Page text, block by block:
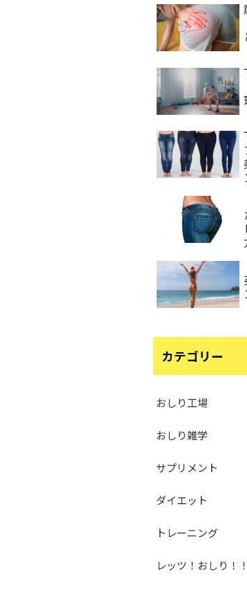
カテゴリー
おしり工場
おしり雑学
サプリメント
ダイエット
トレーニング
レッツ！おしり！！